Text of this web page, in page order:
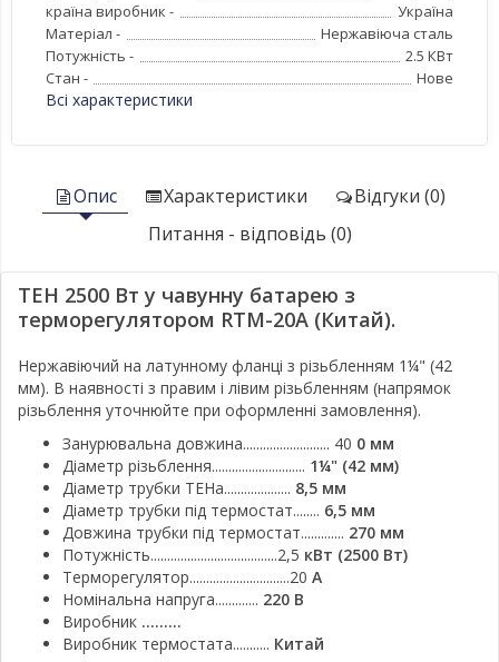
країна виробник -
Україна
Матеріал -
Нержавіюча сталь
Потужність -
2.5 КВт
Стан -
Нове
Всі характеристики
Опис Характеристики
Відгуки (0)
Питання - відповідь (0)
ТЕН 2500 Вт у чавунну батарею з
терморегулятором RTM-20A (Китай).
Нержавіючий на латунному фланці з різьбленням 1¼" (42
мм). В наявності з правим і лівим різьбленням (напрямок
різьблення уточнюйте при оформленні замовлення).
Занурювальна довжина.......................... 40 0 мм
Діаметр різьблення............................ 1¼" (42 мм)
Діаметр трубки ТЕНа.................... 8,5 мм
Діаметр трубки під термостат........ 6,5 мм
Довжина трубки під термостат............. 270 мм
Потужність......................................2,5 кВт (2500 Вт)
Терморегулятор..............................20 А
Номінальна напруга............. 220 В
Виробник .........
Виробник термостата........... Китай